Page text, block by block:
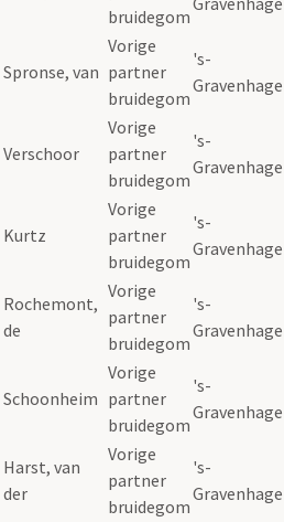
bruidegom
Spronse, van
Vorige
partner
bruidegom
's-
Gravenhage
Verschoor
Vorige
partner
bruidegom
's-
Gravenhage
Kurtz
Vorige
partner
bruidegom
's-
Gravenhage
Rochemont,
de
Vorige
partner
bruidegom
's-
Gravenhage
Schoonheim
Vorige
partner
bruidegom
's-
Gravenhage
Harst, van
der
Vorige
partner
bruidegom
's-
Gravenhage